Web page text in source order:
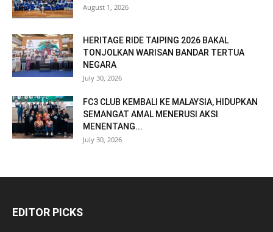
August 1, 2026
HERITAGE RIDE TAIPING 2026 BAKAL
TONJOLKAN WARISAN BANDAR TERTUA
NEGARA
July 30, 2026
FC3 CLUB KEMBALI KE MALAYSIA, HIDUPKAN
SEMANGAT AMAL MENERUSI AKSI
MENENTANG...
July 30, 2026
EDITOR PICKS